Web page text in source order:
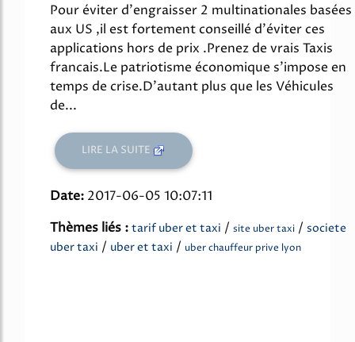
Pour éviter d'engraisser 2 multinationales basées
aux US ,il est fortement conseillé d'éviter ces
applications hors de prix .Prenez de vrais Taxis
francais.Le patriotisme économique s'impose en
temps de crise.D'autant plus que les Véhicules
de...
LIRE LA SUITE
Date: 2017-06-05 10:07:11
Thèmes liés : tarif uber et taxi / site uber taxi / societe
uber taxi / uber et taxi / uber chauffeur prive lyon